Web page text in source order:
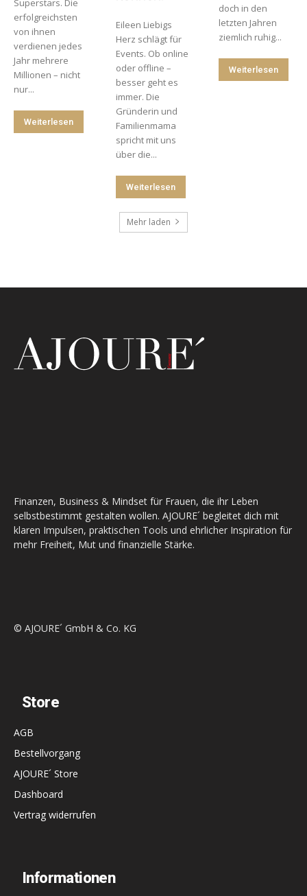
erfolgreichsten
von ihnen
verdienen jedes
Jahr mehrere
Millionen – nicht
nur...
Weiterlesen
Eileen Liebigs
Herz schlägt für
Events. Ob online
oder offline –
besser geht es
immer. Die
Gründerin und
Familienmama
spricht mit uns
über die...
Weiterlesen
doch in den
letzten Jahren
ziemlich ruhig...
Weiterlesen
Mehr laden
Finanzen, Business & Mindset für Frauen, die ihr Leben
selbstbestimmt gestalten wollen. AJOURE´ begleitet dich mit
klaren Impulsen, praktischen Tools und ehrlicher Inspiration für
mehr Freiheit, Mut und finanzielle Stärke.
© AJOURE´ GmbH & Co. KG
Store
AGB
Bestellvorgang
AJOURE´ Store
Dashboard
Vertrag widerrufen
Informationen